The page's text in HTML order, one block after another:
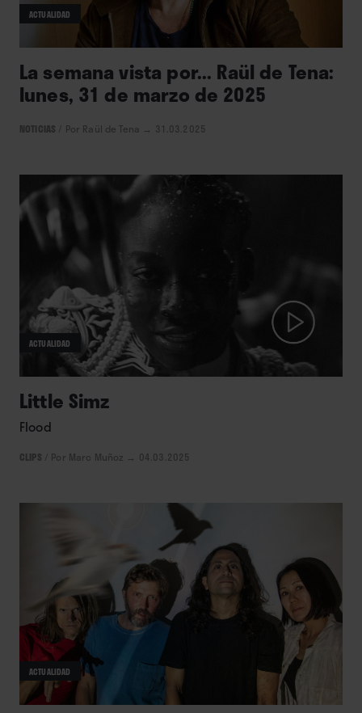
ACTUALIDAD
La semana vista por... Raül de Tena:
lunes, 31 de marzo de 2025
NOTICIAS Por Raül de Tena → 31.03.2025
ACTUALIDAD
Little Simz
Flood
CLIPS Por Marc Muñoz → 04.03.2025
ACTUALIDAD